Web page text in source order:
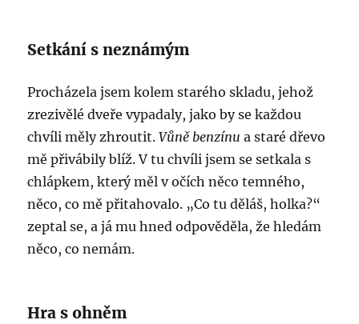
Setkání s neznámým
Procházela jsem kolem starého skladu, jehož
zrezivělé dveře vypadaly, jako by se každou
chvíli měly zhroutit.Vůně benzínu a staré dřevo
mě přivábily blíž. V tu chvíli jsem se setkala s
chlápkem, který měl v očích něco temného,
něco, co mě přitahovalo. „Co tu děláš, holka?“
zeptal se, a já mu hned odpověděla, že hledám
něco, co nemám.
Hra s ohněm